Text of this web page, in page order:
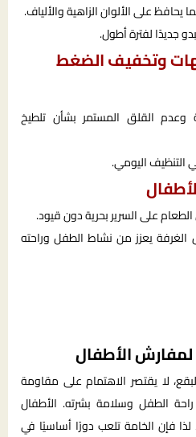
يحافظ على الألوان الزاهية والألياف.
جديدًا لفترة أطول.
وتخفيف الضغط
وعدم القلق المستمر بشأن تلطيخ
التنظيف اليومي.
على السرير بحرية دون قيود.
يعزز من نشاط الطفل وراحته
لمفارش الأطفال
لا يقتصر الاهتمام على مقاومة
الطفل وسلامة بشرته. الأطفال
فإن الخامة تلعب دورًا أساسيًا في